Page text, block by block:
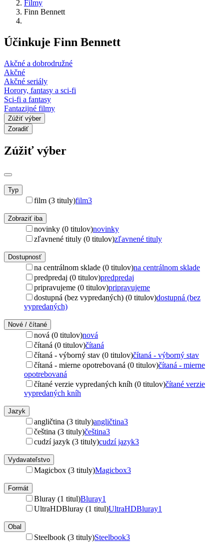
Filmy
Finn Bennett
Účinkuje Finn Bennett
Akčné a dobrodružné
Akčné
Akčné seriály
Horory, fantasy a sci-fi
Sci-fi a fantasy
Fantazijné filmy
Zúžiť výber
Zoradiť
Zúžiť výber
Typ
film (3 tituly)film3
Zobraziť iba
novinky (0 titulov)novinky
zľavnené tituly (0 titulov)zľavnené tituly
Dostupnosť
na centrálnom sklade (0 titulov)na centrálnom sklade
predpredaj (0 titulov)predpredaj
pripravujeme (0 titulov)pripravujeme
dostupná (bez vypredaných) (0 titulov)dostupná (bez
vypredaných)
Nové / čítané
nová (0 titulov)nová
čítaná (0 titulov)čítaná
čítaná - výborný stav (0 titulov)čítaná - výborný stav
čítaná - mierne opotrebovaná (0 titulov)čítaná - mierne
opotrebovaná
čítané verzie vypredaných kníh (0 titulov)čítané verzie
vypredaných kníh
Jazyk
angličtina (3 tituly)angličtina3
čeština (3 tituly)čeština3
cudzí jazyk (3 tituly)cudzí jazyk3
Vydavateľstvo
Magicbox (3 tituly)Magicbox3
Formát
Bluray (1 titul)Bluray1
UltraHDBluray (1 titul)UltraHDBluray1
Obal
Steelbook (3 tituly)Steelbook3